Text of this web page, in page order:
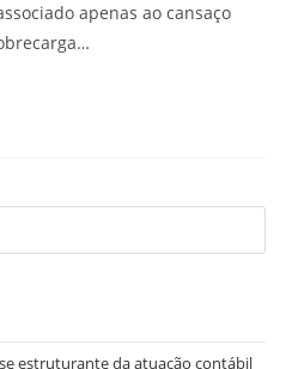
apenas ao cansaço
estruturante da atuação contábil